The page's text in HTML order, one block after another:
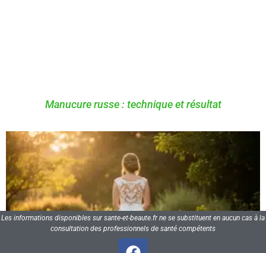
Manucure russe : technique et résultat
Les informations disponibles sur sante-et-beaute.fr ne se substituent en aucun cas à la
consultation des professionnels de santé compétents